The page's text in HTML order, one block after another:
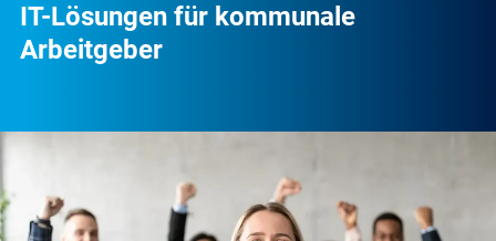
IT-Lösungen für kommunale
Arbeitgeber